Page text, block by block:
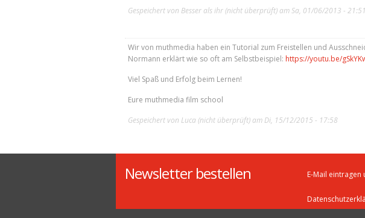
Gespeichert von Besser als ihr (nicht überprüft) am Sa, 01/06/2013 - 21:51
Wir von muthmedia haben ein Tutorial zum Freistellen und
Normann erklärt wie so oft am Selbstbeispiel: https://youtu.be/
Viel Spaß und Erfolg beim Lernen!
Eure muthmedia film school
Gespeichert von Luca (nicht überprüft) am Di, 15/12/2015 - 17:58
Newsletter bestellen E-Mail